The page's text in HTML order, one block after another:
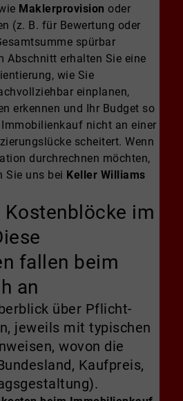
Maklerprovision oder
(z. B. für Bewertung oder
spürbar
Abschnitt erhalten Sie eine
wie Sie
einplanen,
erkennen und Ihr Budget so
nicht an einer
scheitert. Wenn
durchrechnen möchten,
Sie uns bei Keller Williams
Kostenblöcke im
fallen beim
an
über Pflicht-
jeweils mit typischen
wovon die
Kaufpreis,